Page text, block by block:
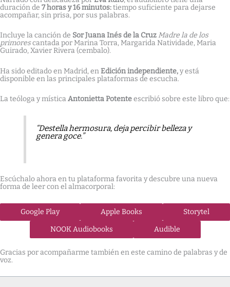
duración de 7 horas y 16 minutos:tiempo suficiente para dejarse
acompañar, sin prisa, por sus palabras.
Incluye la canción de Sor Juana Inés de la Cruz Madre la de los
primorescantada por Marina Torra, Margarida Natividade, Maria
Guirado, Xavier Rivera (cembalo).
Ha sido editado en Madrid, enEdición independiente,y está
disponible en las principales plataformas de escucha.
La teóloga y místicaAntonietta Potenteescribió sobre este libro que:
“Destella hermosura, deja percibir belleza y
genera goce.”
Escúchalo ahora en tu plataforma favorita y descubre una nueva
forma de leer con el almacorporal:
Google Play Apple Books
Storytel
NOOK Audiobooks
Audible
Gracias por acompañarme también en este camino de palabras y de
voz.